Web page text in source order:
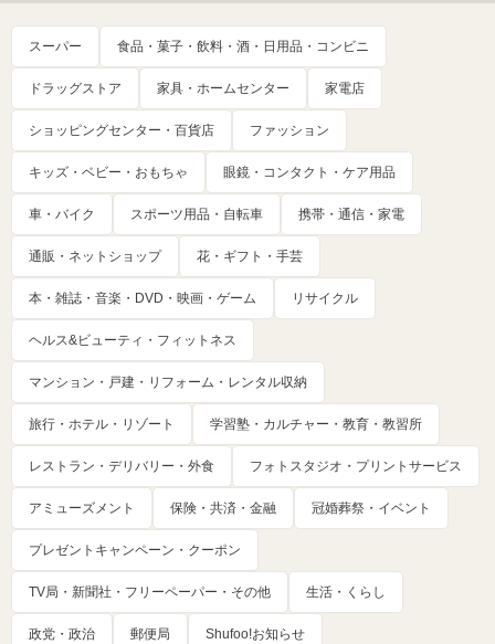
スーパー 食品・菓子・飲料・酒・日用品・コンビニ
ドラッグストア 家具・ホームセンター 家電店
ショッピングセンター・百貨店 ファッション
キッズ・ベビー・おもちゃ 眼鏡・コンタクト・ケア用品
車・バイク スポーツ用品・自転車 携帯・通信・家電
通販・ネットショップ 花・ギフト・手芸
本・雑誌・音楽・DVD・映画・ゲーム リサイクル
ヘルス&ビューティ・フィットネス
マンション・戸建・リフォーム・レンタル収納
旅行・ホテル・リゾート 学習塾・カルチャー・教育・教習所
レストラン・デリバリー・外食 フォトスタジオ・プリントサービス
アミューズメント 保険・共済・金融 冠婚葬祭・イベント
プレゼントキャンペーン・クーポン
TV局・新聞社・フリーペーパー・その他 生活・くらし
政党・政治 郵便局 Shufoo!お知らせ